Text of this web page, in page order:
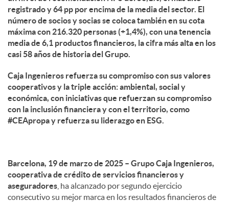
registrado y 64 pp por encima de la media del sector. El
número de socios y socias se coloca también en su cota
máxima con 216.320 personas (+1,4%), con una tenencia
media de 6,1 productos financieros, la cifra más alta en los
casi 58 años de historia del Grupo.
Caja Ingenieros refuerza su compromiso con sus valores
cooperativos y la triple acción: ambiental, social y
económica, con iniciativas que refuerzan su compromiso
con la inclusión financiera y con el territorio, como
#CEApropa y refuerza su liderazgo en ESG.
Barcelona, 19 de marzo de 2025 – Grupo Caja Ingenieros,
cooperativa de crédito de servicios financieros y
aseguradores , ha alcanzado por segundo ejercicio
consecutivo su mejor marca en los resultados financieros de